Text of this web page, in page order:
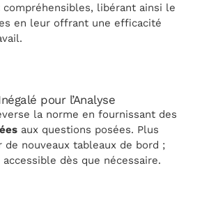
libérant ainsi le
en leur offrant une efficacité
pour l’Analyse
la norme en fournissant des
aux questions posées. Plus
de nouveaux tableaux de bord ;
dès que nécessaire.